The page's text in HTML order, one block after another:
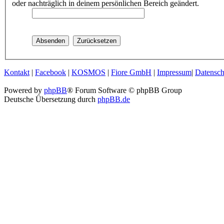
oder nachträglich in deinem persönlichen Bereich geändert.
Kontakt | Facebook | KOSMOS | Fiore GmbH | Impressum|
Powered by phpBB® Forum Software © phpBB Group
Deutsche Übersetzung durch phpBB.de